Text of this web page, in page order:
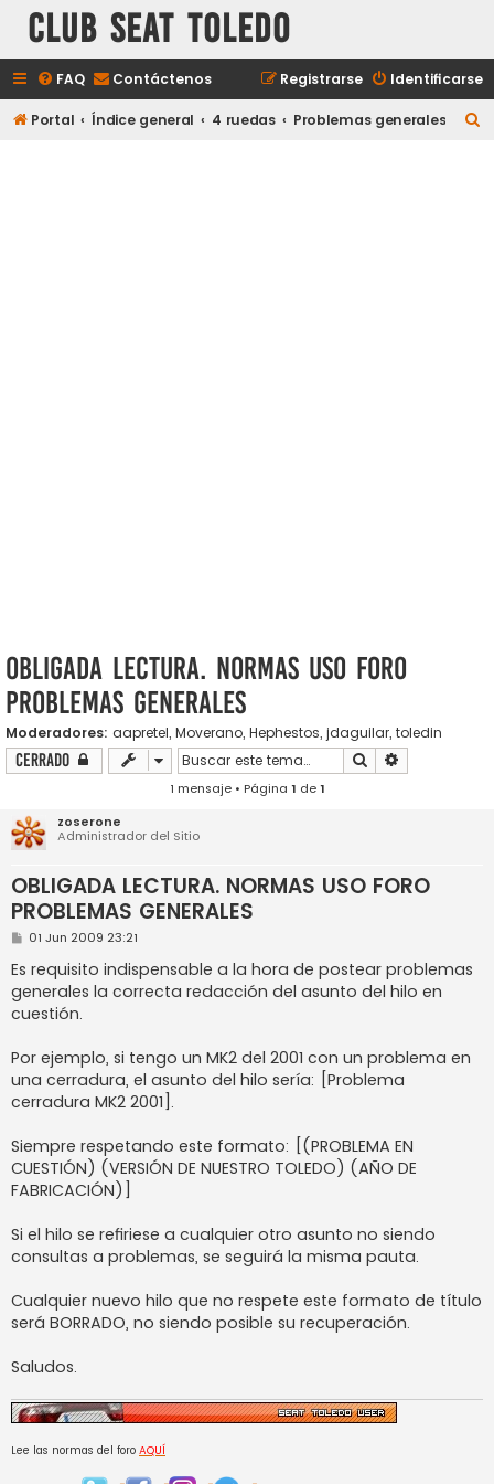
Club Seat Toledo
FAQ Contáctenos Identificarse
Registrarse
Portal Índice general 4 ruedas Problemas generales
OBLIGADA LECTURA. NORMAS USO FORO
PROBLEMAS GENERALES
Moderadores: aapretel, Moverano, Hephestos, jdaguilar, toledin
Cerrado Buscar
1 mensaje • Página 1 de1
zoserone
Administrador del Sitio
OBLIGADA LECTURA. NORMAS USO FORO
PROBLEMAS GENERALES
M
n
s
a
e
01 Jun 2009 23:21
Es requisito indispensable a la hora de postear problemas
generales la correcta redacción del asunto del hilo en
cuestión.
Por ejemplo, si tengo un MK2 del 2001 con un problema en
una cerradura, el asunto del hilo sería: [Problema
cerradura MK2 2001].
Siempre respetando este formato: [(PROBLEMA EN
CUESTIÓN) (VERSIÓN DE NUESTRO TOLEDO) (AÑO DE
FABRICACIÓN)]
Si el hilo se refiriese a cualquier otro asunto no siendo
consultas a problemas, se seguirá la misma pauta.
Cualquier nuevo hilo que no respete este formato de título
será BORRADO, no siendo posible su recuperación.
Saludos.
Lee las normas del foro AQUÍ